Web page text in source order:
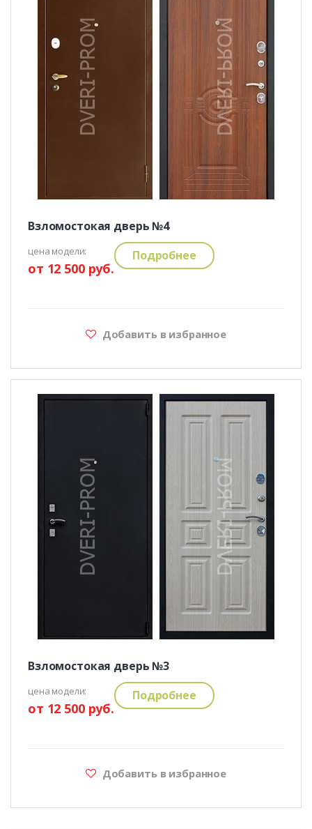
Взломостокая дверь №4
цена модели:
от 12 500 руб.
Подробнее
Добавить в избранное
Взломостокая дверь №3
цена модели:
от 12 500 руб.
Подробнее
Добавить в избранное